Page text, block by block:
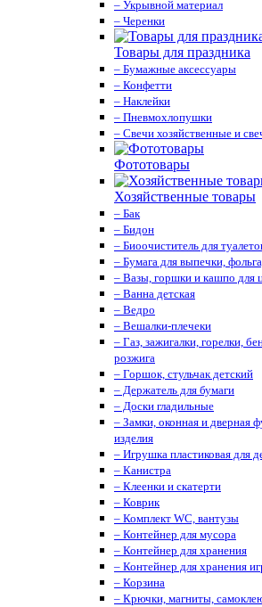
– Укрывной материал
– Черенки
Товары для праздника
– Бумажные аксессуары
– Конфетти
– Наклейки
– Пневмохлопушки
– Свечи хозяйственные и
Фототовары
Хозяйственные товары
– Бак
– Бидон
– Биоочиститель для
– Бумага для выпечки,
– Вазы, горшки и кашпо для
– Ванна детская
– Ведро
– Вешалки-плечеки
– Газ, зажигалки, горелки,
розжига
– Горшок, стульчак детский
– Держатель для бумаги
– Доски гладильные
– Замки, оконная и дверная
изделия
– Игрушка пластиковая для
– Канистра
– Клеенки и скатерти
– Коврик
– Комплект WC, вантузы
– Контейнер для мусора
– Контейнер для хранения
– Контейнер для хранения
– Корзина
– Крючки, магниты,